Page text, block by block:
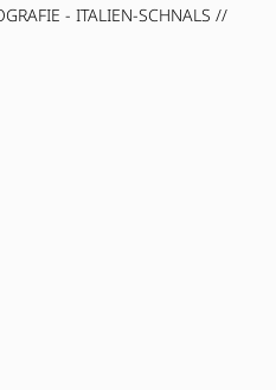
- ITALIEN-SCHNALS //